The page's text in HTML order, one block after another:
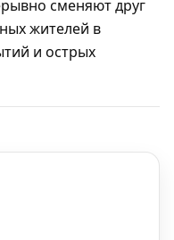
сменяют друг
жителей в
и острых